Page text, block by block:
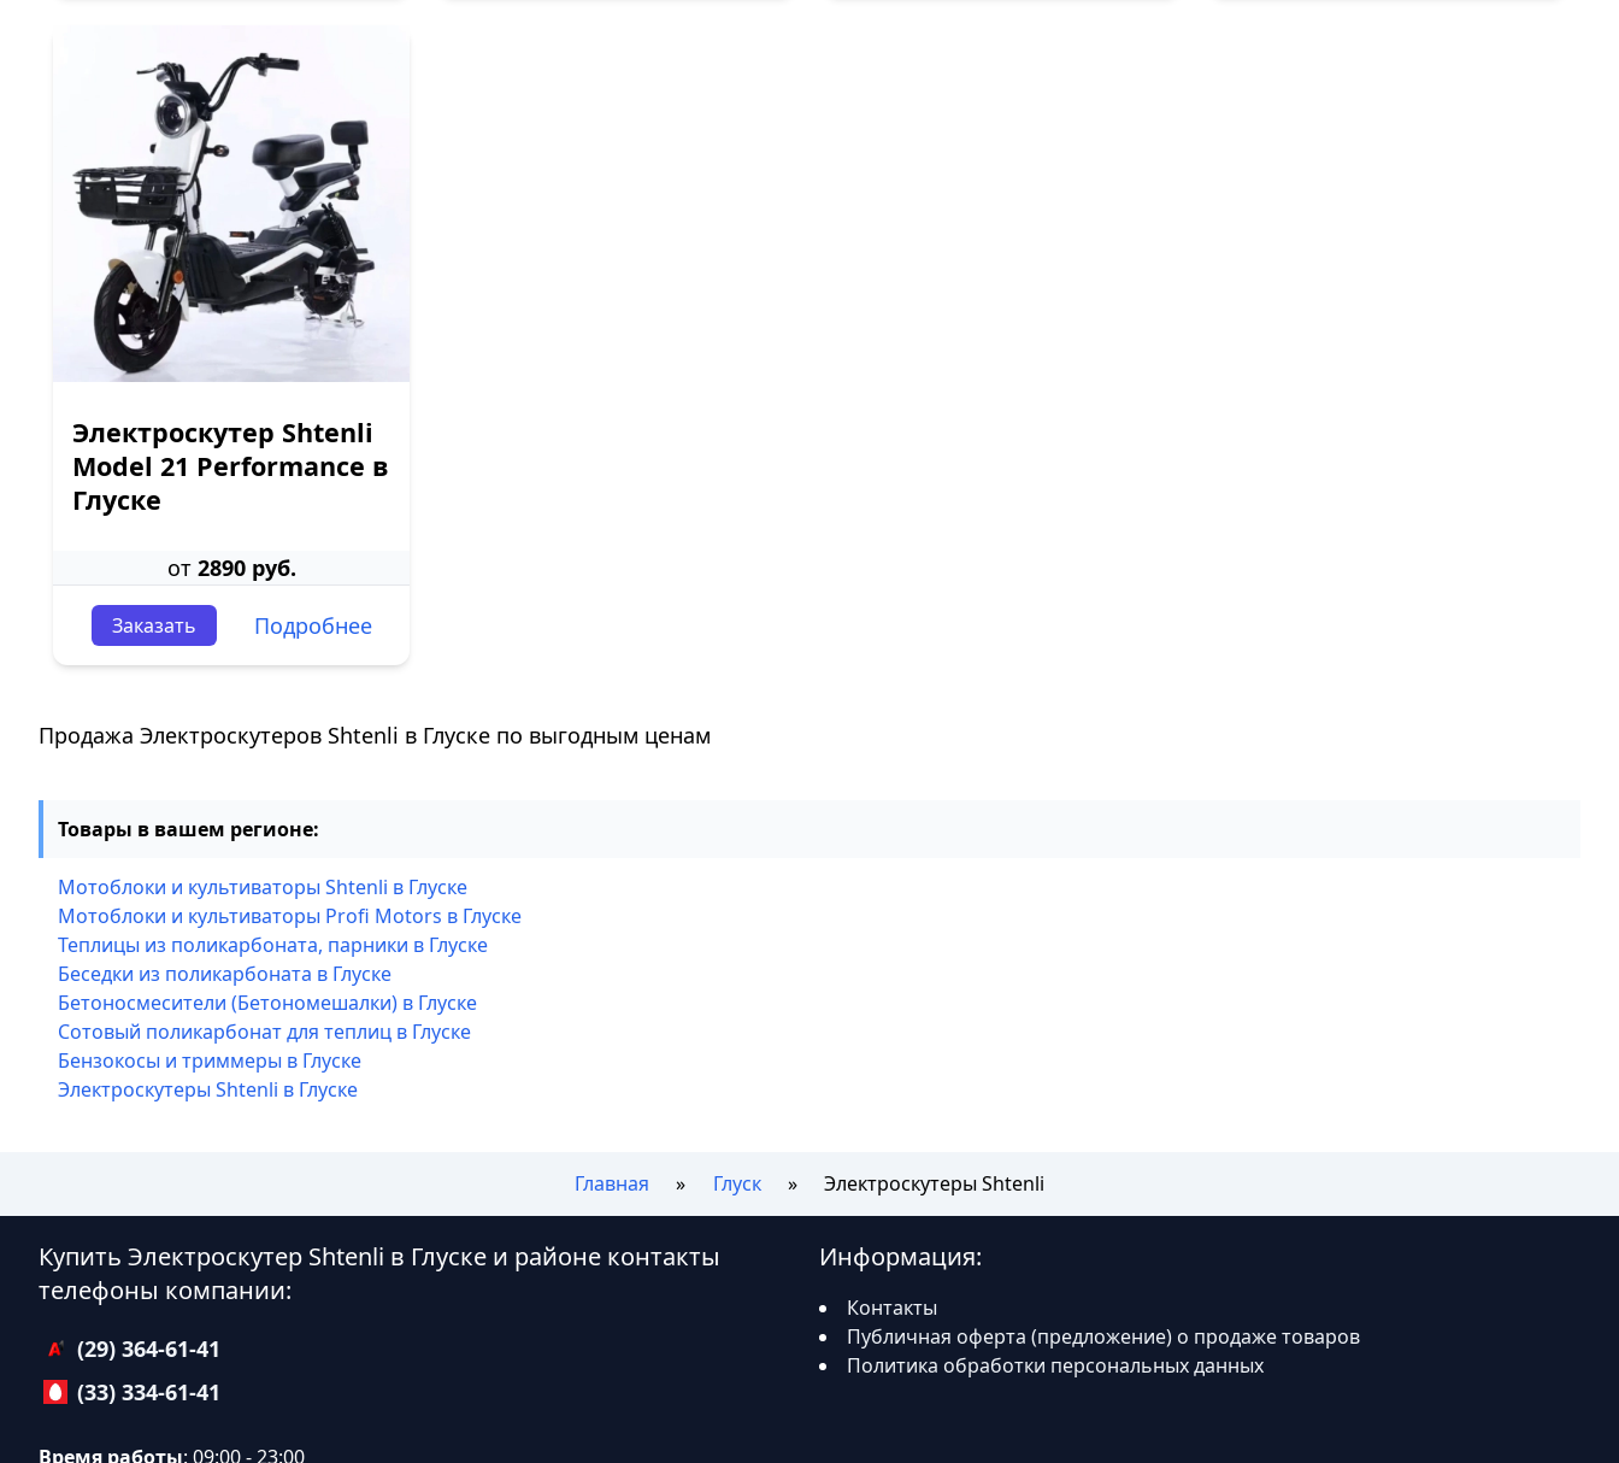
Электроскутер Shtenli
Model 21 Performance в
Глуске
от 2890 руб.
Заказать Подробнее
Продажа Электроскутеров Shtenli в Глуске по выгодным ценам
Товары в вашем регионе:
Мотоблоки и культиваторы Shtenli в Глуске
Мотоблоки и культиваторы Profi Motors в Глуске
Теплицы из поликарбоната, парники в Глуске
Беседки из поликарбоната в Глуске
Бетоносмесители (Бетономешалки) в Глуске
Сотовый поликарбонат для теплиц в Глуске
Бензокосы и триммеры в Глуске
Электроскутеры Shtenli в Глуске
Главная Глуск Электроскутеры Shtenli
Купить Электроскутер Shtenli в Глуске и районе контакты
телефоны компании:
(29) 364-61-41
(33) 334-61-41
Время работы: 09:00 - 23:00
Информация:
Контакты
Публичная оферта (предложение) о продаже товаров
Политика обработки персональных данных